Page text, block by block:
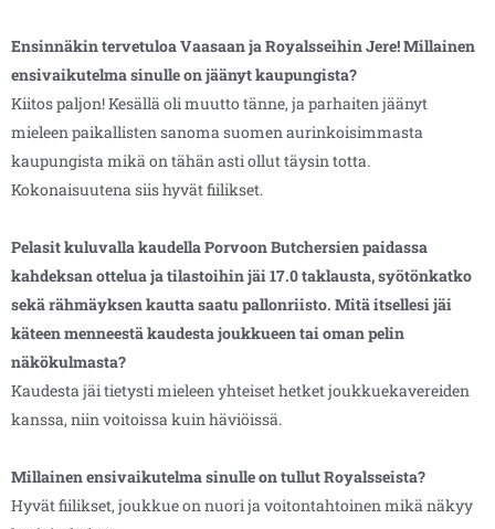
Ensinnäkin tervetuloa Vaasaan ja Royalsseihin Jere! Millainen
ensivaikutelma sinulle on jäänyt kaupungista?
Kiitos paljon! Kesällä oli muutto tänne, ja parhaiten jäänyt
mieleen paikallisten sanoma suomen aurinkoisimmasta
kaupungista mikä on tähän asti ollut täysin totta.
Kokonaisuutena siis hyvät fiilikset.
Pelasit kuluvalla kaudella Porvoon Butchersien paidassa
kahdeksan ottelua ja tilastoihin jäi 17.0 taklausta, syötönkatko
sekä rähmäyksen kautta saatu pallonriisto. Mitä itsellesi jäi
käteen menneestä kaudesta joukkueen tai oman pelin
näkökulmasta?
Kaudesta jäi tietysti mieleen yhteiset hetket joukkuekavereiden
kanssa, niin voitoissa kuin häviöissä.
Millainen ensivaikutelma sinulle on tullut Royalsseista?
Hyvät fiilikset, joukkue on nuori ja voitontahtoinen mikä näkyy